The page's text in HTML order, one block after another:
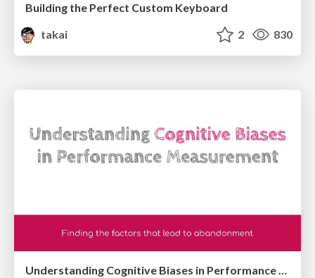
Building the Perfect Custom Keyboard
takai
2 830
Understanding Cognitive Biases in Performance Measurement